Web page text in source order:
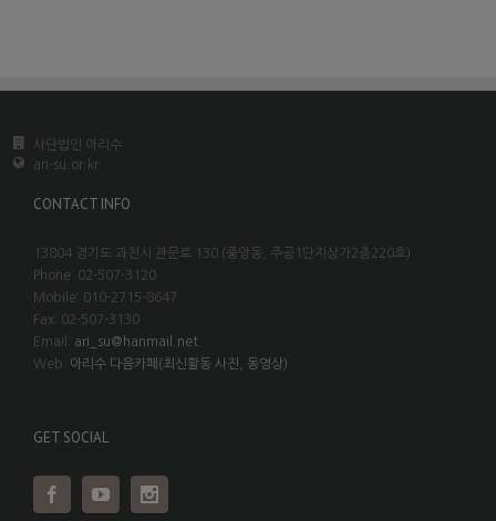
사단법인 아리수
ari-su.or.kr
CONTACT INFO
13804 경기도 과천시 관문로 130 (중앙동, 주공1단지상가2층220호)
Phone: 02-507-3120
Mobile: 010-2715-8647
Fax: 02-507-3130
Email: ari_su@hanmail.net
Web: 아리수 다음카페(최신활동 사진, 동영상)
GET SOCIAL